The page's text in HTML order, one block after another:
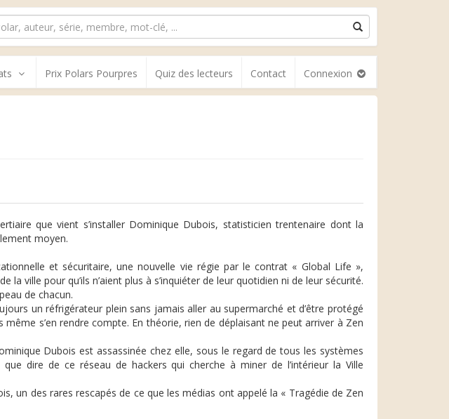
Prix Polars Pourpres Quiz des lecteurs Contact Connexion
que vient s’installer Dominique Dubois, statisticien trentenaire dont la
moyen.
et sécuritaire, une nouvelle vie régie par le contrat « Global Life »,
la ville pour qu’ils n’aient plus à s’inquiéter de leur quotidien ni de leur sécurité.
de chacun.
un réfrigérateur plein sans jamais aller au supermarché et d’être protégé
même s’en rendre compte. En théorie, rien de déplaisant ne peut arriver à Zen
Dubois est assassinée chez elle, sous le regard de tous les systèmes
que dire de ce réseau de hackers qui cherche à miner de l’intérieur la Ville
un des rares rescapés de ce que les médias ont appelé la « Tragédie de Zen